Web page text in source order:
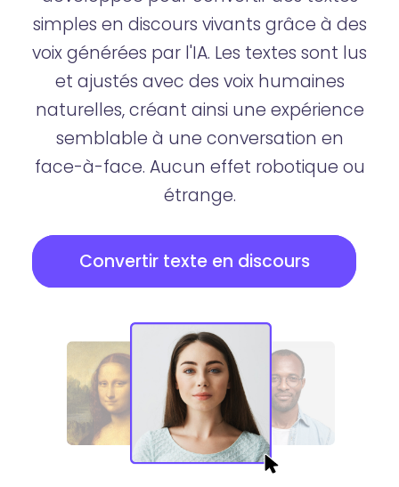
simples en discours vivants grâce à des
voix générées par l'IA. Les textes sont lus
et ajustés avec des voix humaines
naturelles, créant ainsi une expérience
semblable à une conversation en
face-à-face. Aucun effet robotique ou
étrange.
Convertir texte en discours